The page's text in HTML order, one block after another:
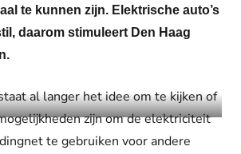
te kunnen zijn. Elektrische auto’s
daarom stimuleert Den Haag
al langer het idee om te kijken of
zijn om de elektriciteit
te gebruiken voor andere